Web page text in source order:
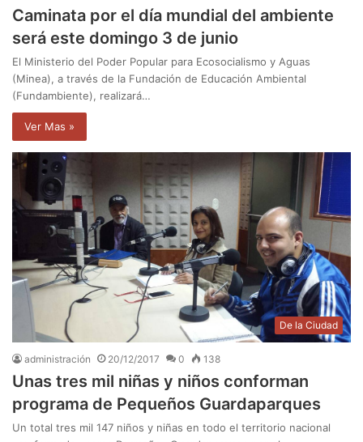
Caminata por el día mundial del ambiente
será este domingo 3 de junio
El Ministerio del Poder Popular para Ecosocialismo y Aguas
(Minea), a través de la Fundación de Educación Ambiental
(Fundambiente), realizará…
Ver Mas »
De la Ciudad
administración 20/12/2017 0 138
Unas tres mil niñas y niños conforman
programa de Pequeños Guardaparques
Un total tres mil 147 niños y niñas en todo el territorio nacional